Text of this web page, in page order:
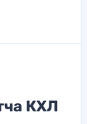
КХЛ